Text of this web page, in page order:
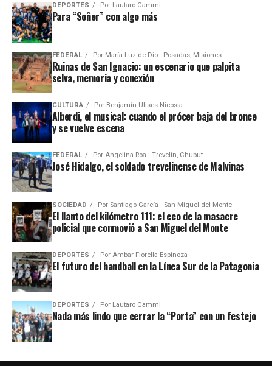
DEPORTES Por Lautaro Cammi
Para “Soñer” con algo más
FEDERAL Por María Luz de Dio - Posadas, Misiones
Ruinas de San Ignacio: un escenario que palpita
selva, memoria y conexión
CULTURA Por Benjamín Ulises Nicosia
Alberdi, el musical: cuando el prócer baja del bronce
y se vuelve escena
FEDERAL Por Angelina Roa - Trevelin, Chubut
José Hidalgo, el soldado trevelinense de Malvinas
SOCIEDAD Por Santiago García - San Miguel del Monte
El llanto del kilómetro 111: el eco de la masacre
policial que conmovió a San Miguel del Monte
DEPORTES Por Ambar Fiorella Espinoza
El futuro del handball en la Línea Sur de la Patagonia
DEPORTES Por Lautaro Cammi
Nada más lindo que cerrar la “Porta” con un festejo